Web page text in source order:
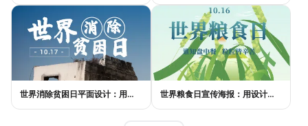
世界消除贫困日平面设计：用视觉语言传递尊严与温度 世界粮食日宣传海报：用设计传递"粮"心，让每一粒米都有声音